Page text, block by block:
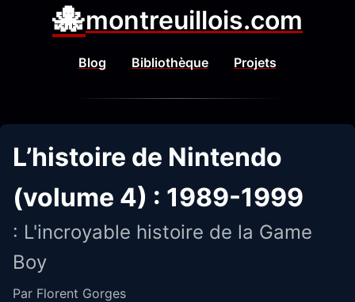
🐙montreuillois.com
Blog Bibliothèque Projets
L’histoire de Nintendo
(volume 4) : 1989-1999
: L'incroyable histoire de la Game
Boy
Par Florent Gorges